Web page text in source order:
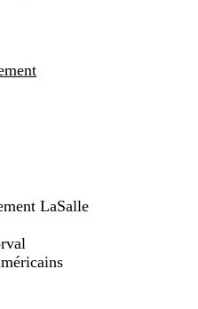
LaSalle